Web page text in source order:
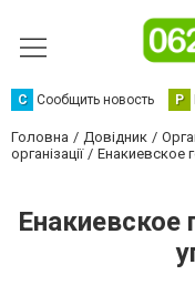
С Сообщить новость Р
Головна Довідник
організації
Енакиевское
Енакиевское